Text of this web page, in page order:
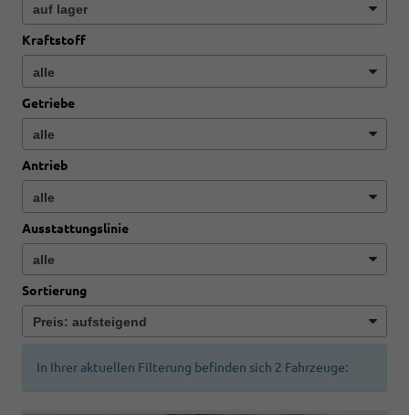
Kraftstoff
Getriebe
Antrieb
Ausstattungslinie
Sortierung
In Ihrer aktuellen Filterung befinden sich 2 Fahrzeuge: